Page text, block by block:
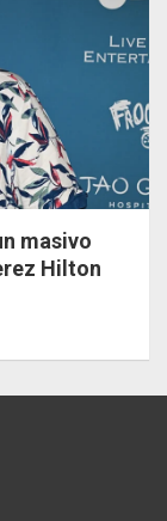
masivo
Hilton